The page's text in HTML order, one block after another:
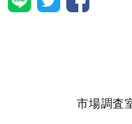
市場調査